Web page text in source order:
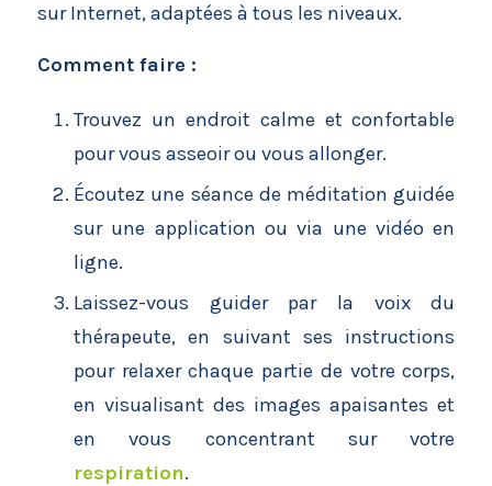
sur Internet, adaptées à tous les niveaux.
Comment faire :
Trouvez un endroit calme et confortable
pour vous asseoir ou vous allonger.
Écoutez une séance de méditation guidée
sur une application ou via une vidéo en
ligne.
Laissez-vous guider par la voix du
thérapeute, en suivant ses instructions
pour relaxer chaque partie de votre corps,
en visualisant des images apaisantes et
en vous concentrant sur votre
respiration.